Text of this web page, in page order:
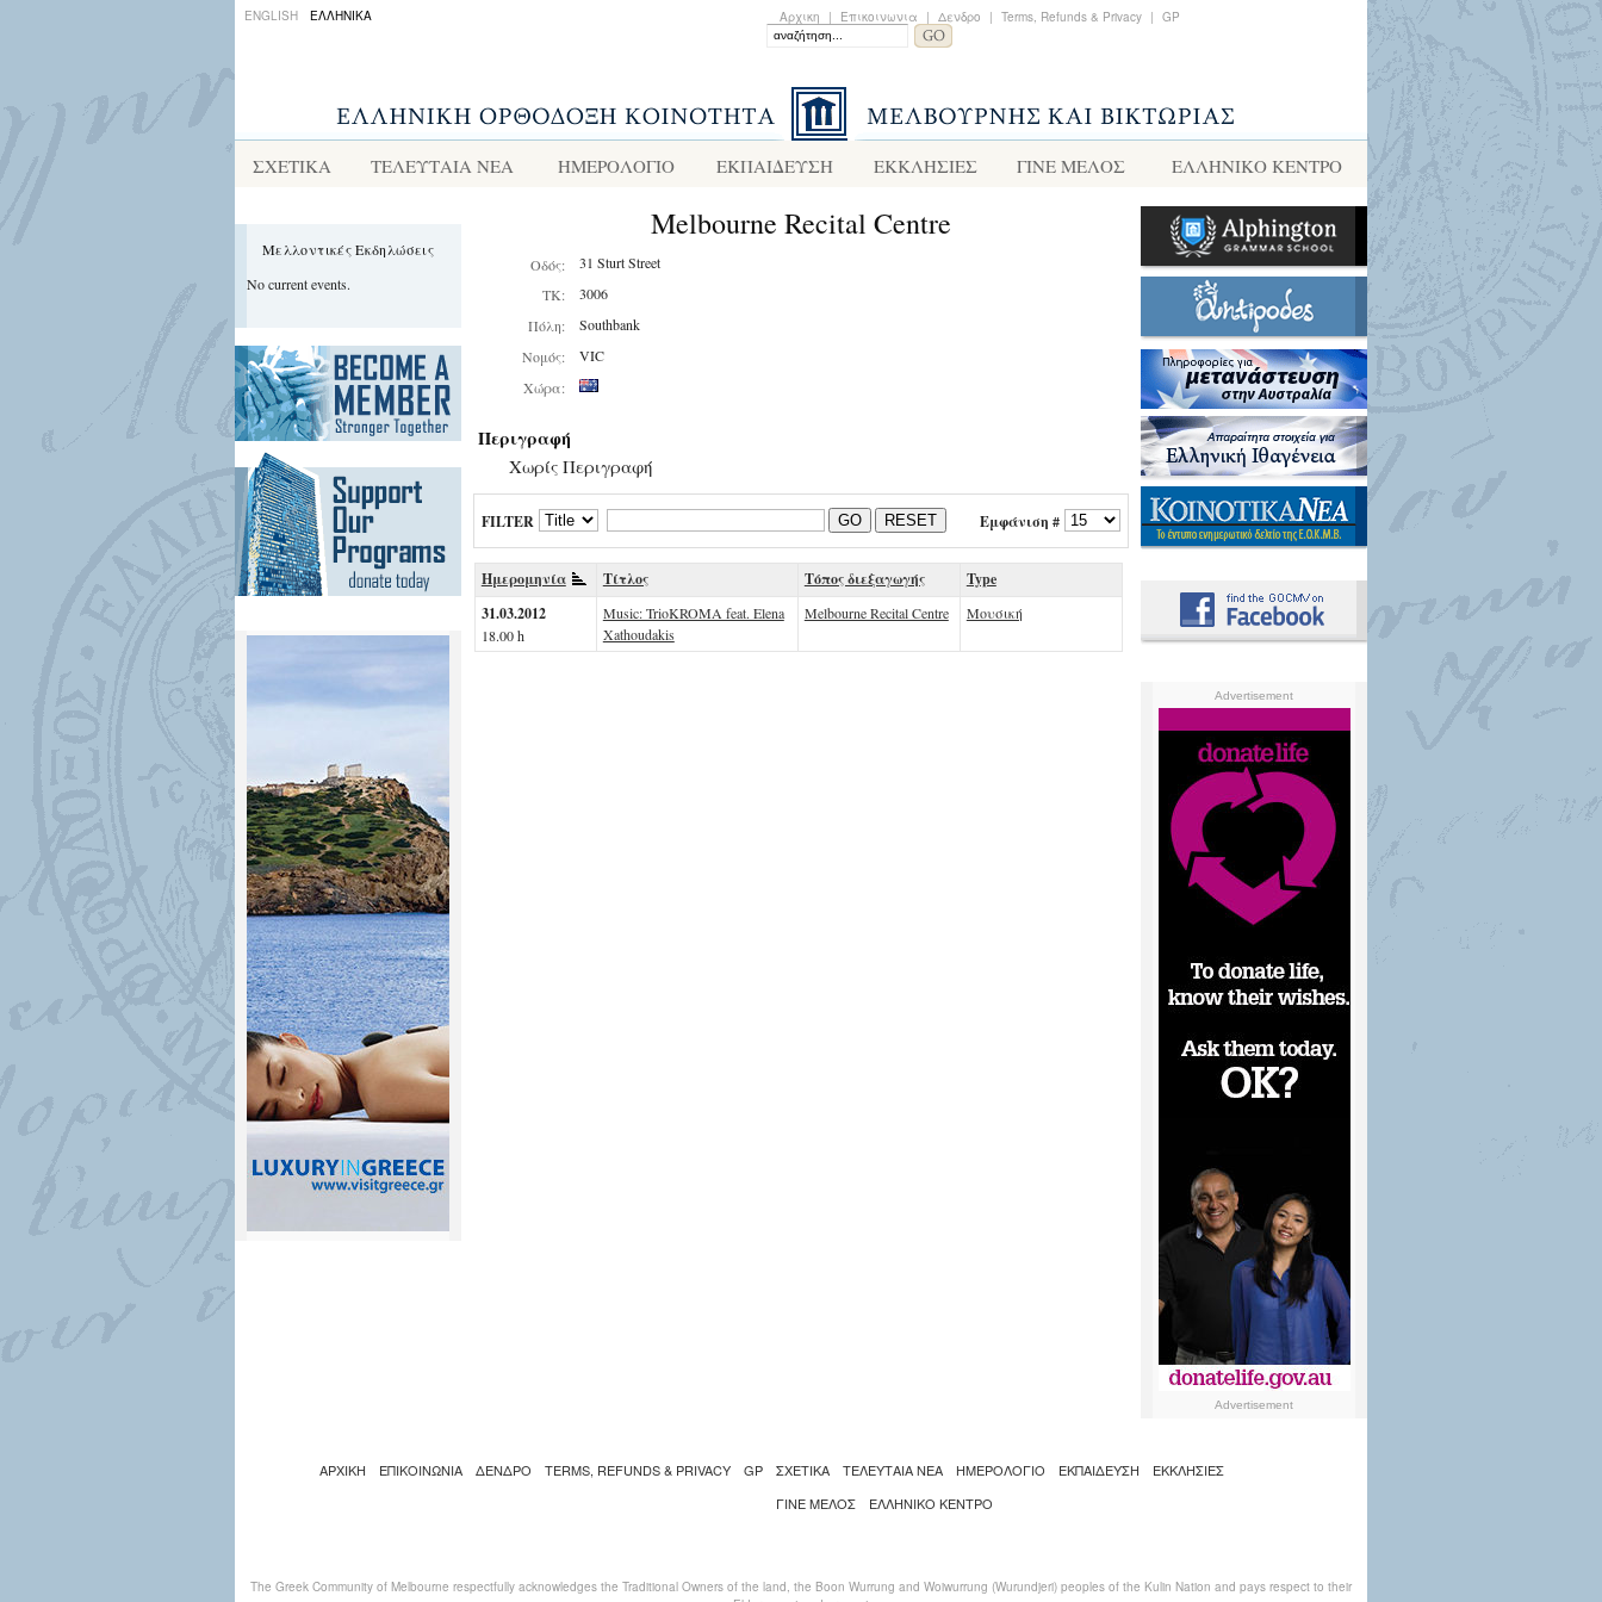
ENGLISH ΕΛΛΗΝΙΚΑ Αρχικη | Επικοινωνια | Δενδρο | Terms, Refunds & Privacy | GP
ΣΧΕΤΙΚΑ ΤΕΛΕΥΤΑΙΑ ΝΕΑ ΗΜΕΡΟΛΟΓΙΟ ΕΚΠΑΙΔΕΥΣΗ ΕΚΚΛΗΣΙΕΣ ΓΙΝΕ ΜΕΛΟΣ ΕΛΛΗΝΙΚΌ ΚΈΝΤΡΟ
Μελλοντικές Εκδηλώσεις
No current events.
Melbourne Recital Centre
Οδός:
31 Sturt Street
ΤΚ:
3006
Πόλη:
Southbank
Νομός:
VIC
Χώρα:
Περιγραφή
Χωρίς Περιγραφή
FILTER GO RESET Εμφάνιση #
Ημερομηνία Τίτλος Τόπος διεξαγωγής
Type
31.03.2012
18.00 h
Music: TrioKROMA feat. Elena
Xathoudakis
Melbourne Recital Centre Μουσική
Advertisement
Advertisement
ΑΡΧΙΚΗ ΕΠΙΚΟΙΝΩΝΙΑ ΔΕΝΔΡΟ TERMS, REFUNDS & PRIVACY GP ΣΧΕΤΙΚΑ ΤΕΛΕΥΤΑΙΑ ΝΕΑ ΗΜΕΡΟΛΟΓΙΟ ΕΚΠΑΙΔΕΥΣΗ
ΕΚΚΛΗΣΙΕΣ
ΓΙΝΕ ΜΕΛΟΣ
ΕΛΛΗΝΙΚΌ ΚΈΝΤΡΟ
The Greek Community of Melbourne respectfully acknowledges the Traditional Owners of the land, the Boon Wurrung and Woiwurrung (Wurundjeri) peoples of the Kulin Nation and pays respect to their